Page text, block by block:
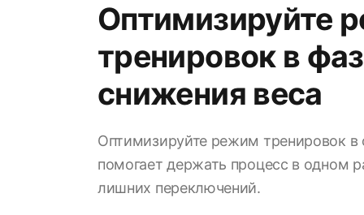
Оптимизируйте
тренировок в
снижения веса
Оптимизируйте режим тренировок в
помогает держать процесс в одном
лишних переключений.